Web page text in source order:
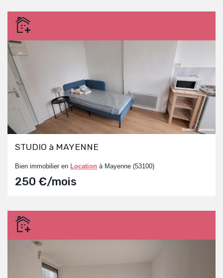
STUDIO à MAYENNE
Bien immobilier en Location à Mayenne (53100)
250 €/mois